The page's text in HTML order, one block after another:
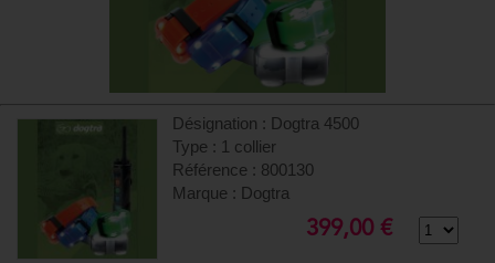
Désignation : Dogtra 4500
Type : 1 collier
Référence : 800130
Marque : Dogtra
399,00 €